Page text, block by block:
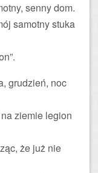
senny dom.
samotny stuka
grudzień, noc
na ziemie legion
że już nie